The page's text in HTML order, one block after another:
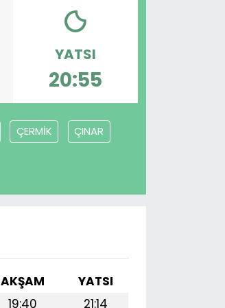
YATSI
20:55
ÇERMİK
ÇINAR
AKŞAM
YATSI
19:40
21:14